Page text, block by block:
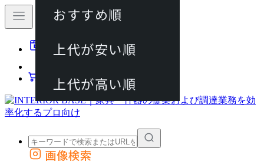
動画マニュアル
カート
外部サイトの商品をカートに追加
画像検索
おすすめ順
上代が安い順
上代が高い順